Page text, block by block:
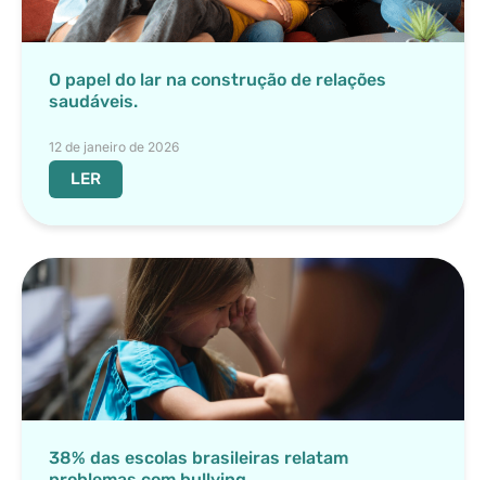
O papel do lar na construção de relações
saudáveis.
12 de janeiro de 2026
LER
38% das escolas brasileiras relatam